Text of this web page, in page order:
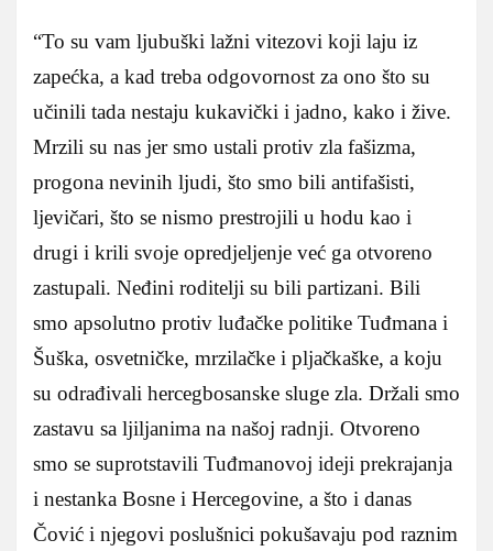
“To su vam ljubuški lažni vitezovi koji laju iz
zapećka, a kad treba odgovornost za ono što su
učinili tada nestaju kukavički i jadno, kako i žive.
Mrzili su nas jer smo ustali protiv zla fašizma,
progona nevinih ljudi, što smo bili antifašisti,
ljevičari, što se nismo prestrojili u hodu kao i
drugi i krili svoje opredjeljenje već ga otvoreno
zastupali. Neđini roditelji su bili partizani. Bili
smo apsolutno protiv luđačke politike Tuđmana i
Šuška, osvetničke, mrzilačke i pljačkaške, a koju
su odrađivali hercegbosanske sluge zla. Držali smo
zastavu sa ljiljanima na našoj radnji. Otvoreno
smo se suprotstavili Tuđmanovoj ideji prekrajanja
i nestanka Bosne i Hercegovine, a što i danas
Čović i njegovi poslušnici pokušavaju pod raznim